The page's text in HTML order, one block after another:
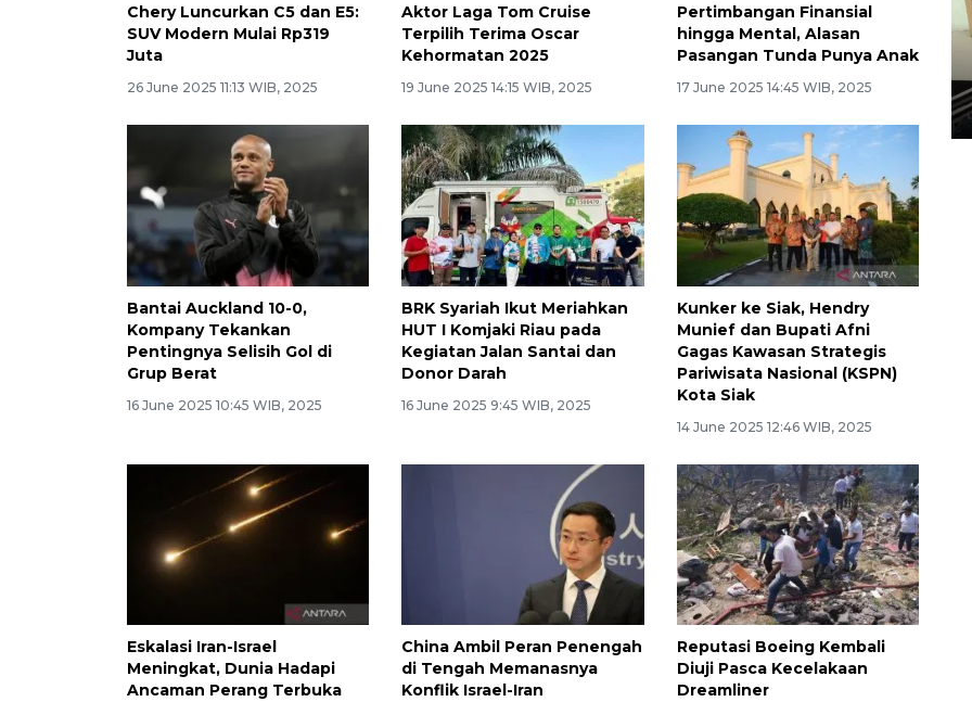
Chery Luncurkan C5 dan E5:
SUV Modern Mulai Rp319
Juta
26 June 2025 11:13 WIB, 2025
Aktor Laga Tom Cruise
Terpilih Terima Oscar
Kehormatan 2025
19 June 2025 14:15 WIB, 2025
Pertimbangan Finansial
hingga Mental, Alasan
Pasangan Tunda Punya Anak
17 June 2025 14:45 WIB, 2025
Bantai Auckland 10-0,
Kompany Tekankan
Pentingnya Selisih Gol di
Grup Berat
16 June 2025 10:45 WIB, 2025
BRK Syariah Ikut Meriahkan
HUT I Komjaki Riau pada
Kegiatan Jalan Santai dan
Donor Darah
16 June 2025 9:45 WIB, 2025
Kunker ke Siak, Hendry
Munief dan Bupati Afni
Gagas Kawasan Strategis
Pariwisata Nasional (KSPN)
Kota Siak
14 June 2025 12:46 WIB, 2025
Eskalasi Iran-Israel
Meningkat, Dunia Hadapi
Ancaman Perang Terbuka
China Ambil Peran Penengah
di Tengah Memanasnya
Konflik Israel-Iran
Reputasi Boeing Kembali
Diuji Pasca Kecelakaan
Dreamliner
Penanaman 3000 batang
bakau merah di Dumai